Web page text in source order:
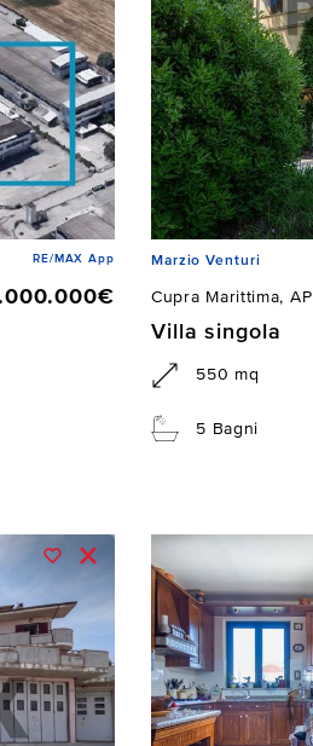
RE/MAX App Marzio Venturi
Cupra Marittima, AP
Villa singola
550 mq
5 Bagni